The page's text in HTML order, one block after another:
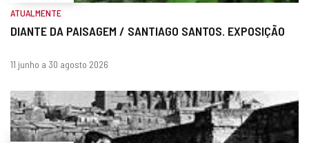
DIANTE DA PAISAGEM / SANTIAGO SANTOS. EXPOSIÇÃO
Quando?
ATUALMENTE
datas
11 junho a 30 agosto 2026